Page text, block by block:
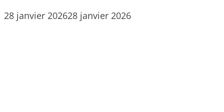
28 janvier 202628 janvier 2026